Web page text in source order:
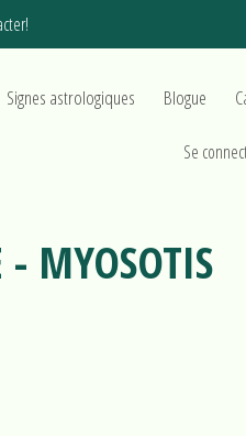
Signes astrologiques Blogue
Se
MYOSOTIS